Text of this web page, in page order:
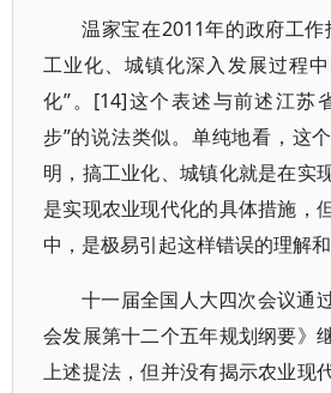
温家宝在2011年的政府工作
工业化、城镇化深入发展过程
化”。[14]这个表述与前述江苏
步”的说法类似。单纯地看，这
明，搞工业化、城镇化就是在实
是实现农业现代化的具体措施，
中，是极易引起这样错误的理解和
十一届全国人大四次会议通
会发展第十二个五年规划纲要》
上述提法，但并没有揭示农业现